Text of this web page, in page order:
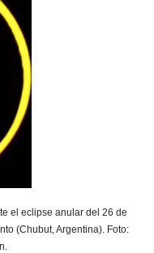
el eclipse anular del 26 de
(Chubut, Argentina). Foto: